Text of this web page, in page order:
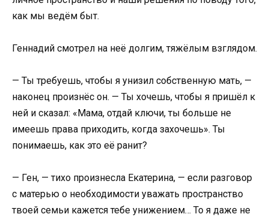
как мы ведём быт.
Геннадий смотрел на неё долгим, тяжёлым взглядом.
— Ты требуешь, чтобы я унизил собственную мать, —
наконец произнёс он. — Ты хочешь, чтобы я пришёл к
ней и сказал: «Мама, отдай ключи, ты больше не
имеешь права приходить, когда захочешь». Ты
понимаешь, как это её ранит?
— Ген, — тихо произнесла Екатерина, — если разговор
с матерью о необходимости уважать пространство
твоей семьи кажется тебе унижением… То я даже не